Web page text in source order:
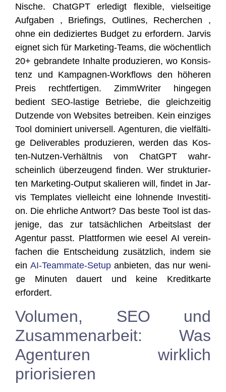
Nische. ChatGPT erle­digt fle­xi­ble, viel­sei­ti­ge
Auf­ga­ben , Brie­fings, Out­lines, Recher­chen ,
ohne ein dedi­zier­tes Bud­get zu erfor­dern. Jar­vis
eig­net sich für Mar­ke­ting-Teams, die wöchent­lich
20+ gebran­de­te Inhal­te pro­du­zie­ren, wo Kon­sis­
tenz und Kam­pa­gnen-Work­flows den höhe­ren
Preis recht­fer­ti­gen. Zimm­Wri­ter hin­ge­gen
bedient SEO-las­ti­ge Betrie­be, die gleich­zei­tig
Dut­zen­de von Web­sites betrei­ben. Kein ein­zi­ges
Tool domi­niert uni­ver­sell. Agen­tu­ren, die viel­fäl­ti­
ge Deli­ver­a­bles pro­du­zie­ren, wer­den das Kos­
ten-Nut­zen-Ver­hält­nis von ChatGPT wahr­
schein­lich über­zeu­gend fin­den. Wer struk­tu­rier­
ten Mar­ke­ting-Out­put ska­lie­ren will, fin­det in Jar­
vis Tem­pla­tes viel­leicht eine loh­nen­de Inves­ti­ti­
on. Die ehr­li­che Ant­wort? Das bes­te Tool ist das­
je­ni­ge, das zur tat­säch­li­chen Arbeits­last der
Agen­tur passt. Platt­for­men wie eesel AI ver­ein­
fa­chen die Ent­schei­dung zusätz­lich, indem sie
ein AI-Team­ma­te-Set­upanbie­ten, das nur weni­
ge Minu­ten dau­ert und kei­ne Kre­dit­kar­te
erfordert.
Volumen, SEO und
Zusammenarbeit: Was
Agenturen wirklich
priorisieren